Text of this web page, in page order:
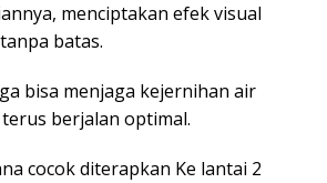
menciptakan efek visual
batas.
bisa menjaga kejernihan air
berjalan optimal.
cocok diterapkan Ke lantai 2